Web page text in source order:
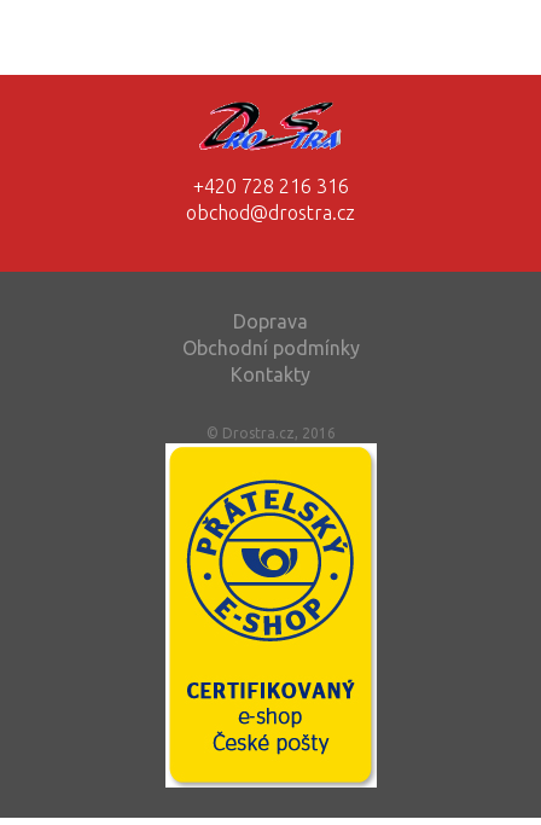
+420 728 216 316
obchod@drostra.cz
Doprava
Obchodní podmínky
Kontakty
© Drostra.cz, 2016